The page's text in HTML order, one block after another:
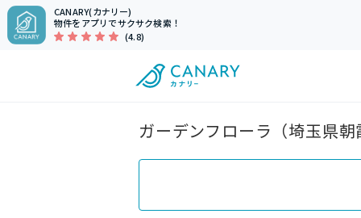
CANARY(カナリー)
物件をアプリでサクサク検索！
(4.8)
ガーデンフローラ（埼玉県